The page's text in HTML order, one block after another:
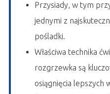
Przysiady, w tym
jednymi z
pośladki.
Właściwa technika
rozgrzewka są
osiągnięcia lepszych